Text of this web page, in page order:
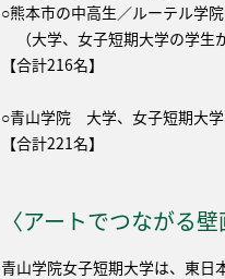
○熊本市の中高生／ルーテル学
（大学、女子短期大学の学生
【合計216名】
○青山学院 大学、女子短期大
【合計221名】
〈アートでつながる
青山学院女子短期大学は、東日